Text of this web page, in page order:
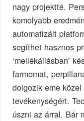
nagy projektté.
komolyabb
automatizált
segíthet hasznos
‘mellékállásban’
farmomat,
dolgozik eme
tevékenységért.
úszni az árral. Bár